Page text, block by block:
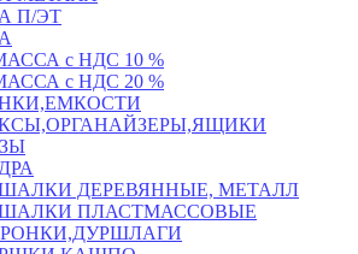
П/ЭТ
с НДС 10 %
с НДС 20 %
ДЕРЕВЯННЫЕ, МЕТАЛЛ
ПЛАСТМАССОВЫЕ